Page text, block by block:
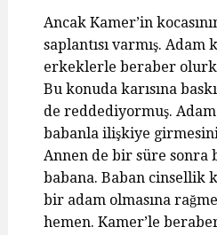
Ancak Kamer’in
saplantısı varmış. Adam
erkeklerle beraber
Bu konuda karısına
de reddediyormuş.
babanla ilişkiye
Annen de bir süre sonra
babana. Baban cinsellik
bir adam olmasına
hemen. Kamer’le